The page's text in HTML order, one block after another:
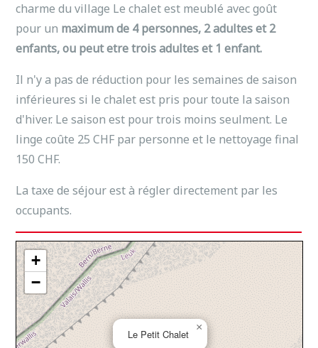
charme du village Le chalet est meublé avec goût
pour un maximum de 4 personnes, 2 adultes et 2
enfants, ou peut etre trois adultes et 1 enfant.
Il n'y a pas de réduction pour les semaines de saison
inférieures si le chalet est pris pour toute la saison
d'hiver. Le saison est pour trois moins seulment. Le
linge coûte 25 CHF par personne et le nettoyage final
150 CHF.
La taxe de séjour est à régler directement par les
occupants.